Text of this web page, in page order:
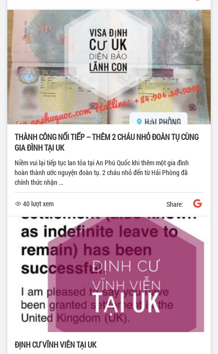
THÀNH CÔNG NỐI TIẾP – THÊM 2 CHÁU NHỎ ĐOÀN TỤ CÙNG
GIA ĐÌNH TẠI UK
Niềm vui lại tiếp tục lan tỏa tại An Phú Quốc khi thêm một gia đình
hoàn thành ước nguyện đoàn tụ. 2 cháu nhỏ đến từ Hải Phòng đã
chính thức nhận ...
40 lượt xem Share:
ĐỊNH CƯ VĨNH VIỄN TẠI UK